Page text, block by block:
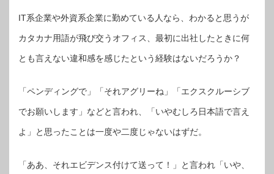
IT系企業や外資系企業に勤めている人なら、わかると思うが
カタカナ用語が飛び交うオフィス、最初に出社したときに何
とも言えない違和感を感じたという経験はないだろうか？
「ペンディングで」「それアグリーね」「エクスクルーシブ
でお願いします」などと言われ、「いやむしろ日本語で言え
よ」と思ったことは一度や二度じゃないはずだ。
「ああ、それエビデンス付けて送って！」と言われ「いや、